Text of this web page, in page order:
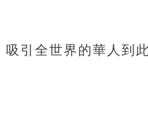
引全世界的華人到